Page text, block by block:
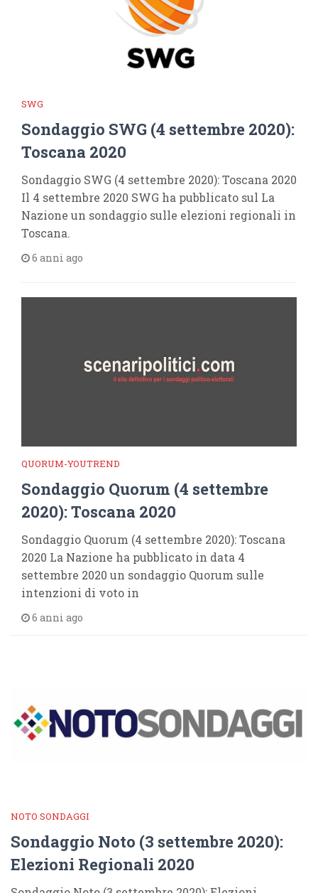
SWG
Sondaggio SWG (4 settembre 2020):
Toscana 2020
Sondaggio SWG (4 settembre 2020): Toscana 2020
Il 4 settembre 2020 SWG ha pubblicato sul La
Nazione un sondaggio sulle elezioni regionali in
Toscana.
6 anni ago
QUORUM-YOUTREND
Sondaggio Quorum (4 settembre
2020): Toscana 2020
Sondaggio Quorum (4 settembre 2020): Toscana
2020 La Nazione ha pubblicato in data 4
settembre 2020 un sondaggio Quorum sulle
intenzioni di voto in
6 anni ago
NOTO SONDAGGI
Sondaggio Noto (3 settembre 2020):
Elezioni Regionali 2020